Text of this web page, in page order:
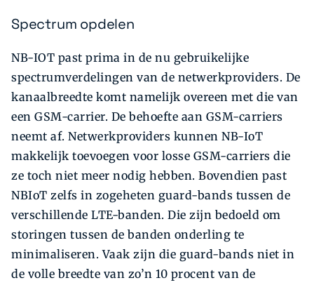
Spectrum opdelen
NB-IOT past prima in de nu gebruikelijke
spectrumverdelingen van de netwerkproviders. De
kanaalbreedte komt namelijk overeen met die van
een GSM-carrier. De behoefte aan GSM-carriers
neemt af. Netwerkproviders kunnen NB-IoT
makkelijk toevoegen voor losse GSM-carriers die
ze toch niet meer nodig hebben. Bovendien past
NBIoT zelfs in zogeheten guard-bands tussen de
verschillende LTE-banden. Die zijn bedoeld om
storingen tussen de banden onderling te
minimaliseren. Vaak zijn die guard-bands niet in
de volle breedte van zo’n 10 procent van de